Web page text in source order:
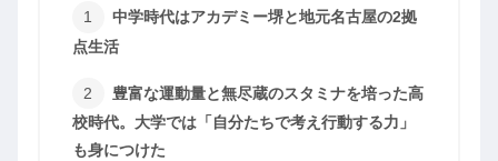
中学時代はアカデミー堺と地元名古屋の2拠
点生活
豊富な運動量と無尽蔵のスタミナを培った高
校時代。大学では「自分たちで考え行動する力」
も身につけた